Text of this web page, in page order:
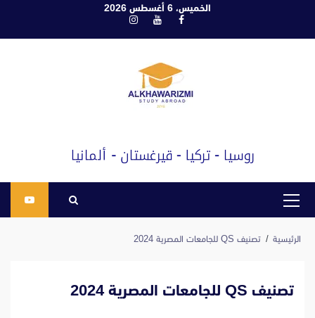
الخميس، 6 أغسطس 2026
فيسبوكيوتيوبانستغرام
القائمة
الرئيسية تصنيف QS للجامعات المصرية 2024
تصنيف QS للجامعات المصرية 2024